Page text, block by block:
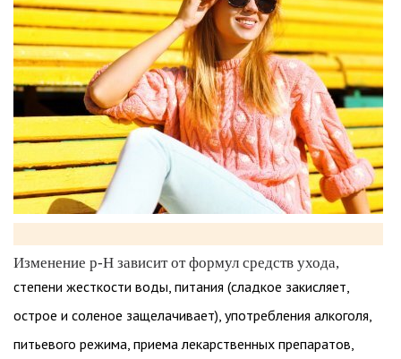
Изменение р-Н зависит от формул средств ухода,
степени жесткости воды, питания (сладкое закисляет,
острое и соленое защелачивает), употребления алкоголя,
питьевого режима, приема лекарственных препаратов,